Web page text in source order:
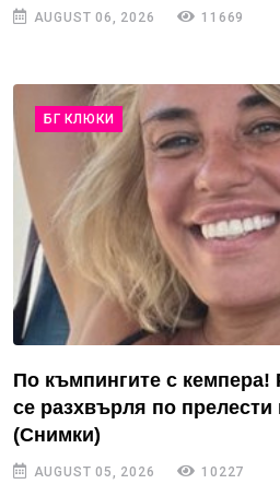
AUGUST 06, 2026 11669
БГ КЛЮКИ
По къмпингите с
се разхвърля по прелести
(Снимки)
AUGUST 05, 2026 10227